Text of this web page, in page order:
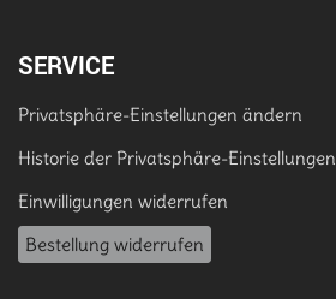
SERVICE
Privatsphäre-Einstellungen ändern
Historie der Privatsphäre-Einstellungen
Einwilligungen widerrufen
Bestellung widerrufen